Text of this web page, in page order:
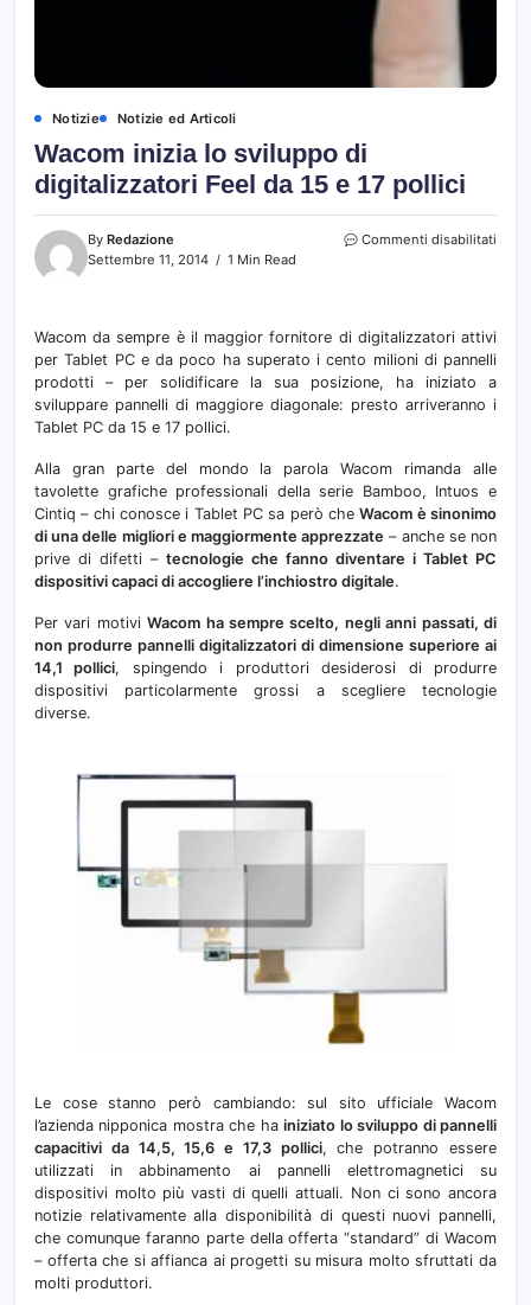
Notizie Notizie ed Articoli
Wacom inizia lo sviluppo di
digitalizzatori Feel da 15 e 17 pollici
By Redazione
Settembre 11, 2014
1 Min Read
Commenti disabilitati
di
Feel
da
Wacom da sempre è il maggior fornitore di digitalizzatori attivi
per Tablet PC e da poco ha superato i cento milioni di pannelli
prodotti – per solidificare la sua posizione, ha iniziato a
sviluppare pannelli di maggiore diagonale: presto arriveranno i
Tablet PC da 15 e 17 pollici.
Alla gran parte del mondo la parola Wacom rimanda alle
tavolette grafiche professionali della serie Bamboo, Intuos e
Cintiq – chi conosce i Tablet PC sa però cheWacom è sinonimo
di una delle migliori e maggiormente apprezzate – anche se non
prive di difetti – tecnologie che fanno diventare i Tablet PC
dispositivi capaci di accogliere l’inchiostro digitale.
Per vari motiviWacom ha sempre scelto, negli anni passati, di
non produrre pannelli digitalizzatori di dimensione superiore ai
14,1 pollici, spingendo i produttori desiderosi di produrre
dispositivi particolarmente grossi a scegliere tecnologie
diverse.
Le cose stanno però cambiando: sul sito ufficiale Wacom
l’azienda nipponica mostra che hainiziato lo sviluppo di pannelli
capacitivi da 14,5, 15,6 e 17,3 pollici, che potranno essere
utilizzati in abbinamento ai pannelli elettromagnetici su
dispositivi molto più vasti di quelli attuali. Non ci sono ancora
notizie relativamente alla disponibilità di questi nuovi pannelli,
che comunque faranno parte della offerta “standard” di Wacom
– offerta che si affianca ai progetti su misura molto sfruttati da
molti produttori.